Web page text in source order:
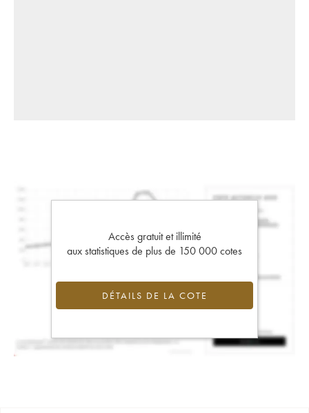
Accès gratuit et illimité
aux statistiques de plus de 150 000 cotes
DÉTAILS DE LA COTE